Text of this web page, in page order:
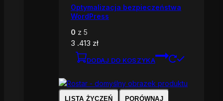
Optymalizacja bezpieczeństwa
WordPress
0 z 5
3 .413 zł
DODAJ DO KOSZYKA
LISTA ŻYCZEŃ PORÓWNAJ